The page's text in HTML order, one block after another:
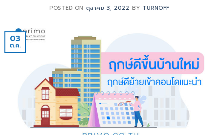
POSTED ON ตุลาคม 3, 2022 BY TURNOFF
03
ต.ค.